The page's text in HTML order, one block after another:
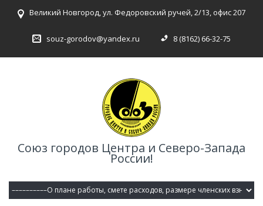
Великий Новгород, ул. Федоровский ручей, 2/13, офис 207
souz-gorodov@yandex.ru 8 (8162) 66-32-75
Союз городов Центра и Северо-Запада
России!